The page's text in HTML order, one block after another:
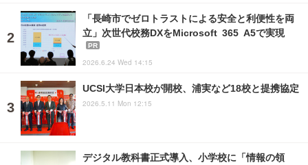
「長崎市でゼロトラストによる安全と利便性を両
立」次世代校務DXをMicrosoft 365 A5で実現
PR
2026.6.24 Wed 14:15
UCSI大学日本校が開校、浦実など18校と提携協定
2026.5.11 Mon 12:15
デジタル教科書正式導入、小学校に「情報の領